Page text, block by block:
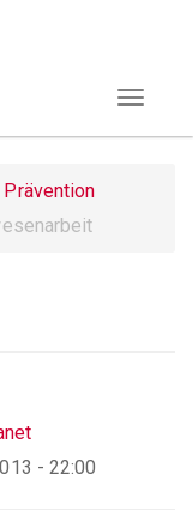
Toggle
- 22:00